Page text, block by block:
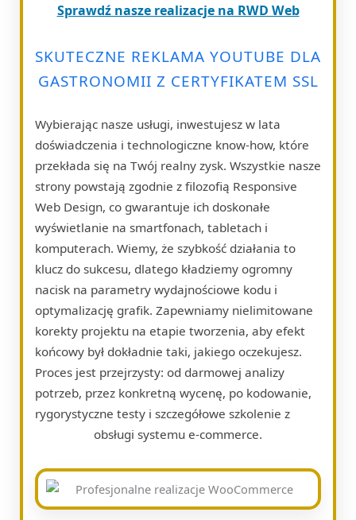
Sprawdź nasze realizacje na RWD Web
SKUTECZNE REKLAMA YOUTUBE DLA
GASTRONOMII Z CERTYFIKATEM SSL
Wybierając nasze usługi, inwestujesz w lata
doświadczenia i technologiczne know-how, które
przekłada się na Twój realny zysk. Wszystkie nasze
strony powstają zgodnie z filozofią Responsive
Web Design, co gwarantuje ich doskonałe
wyświetlanie na smartfonach, tabletach i
komputerach. Wiemy, że szybkość działania to
klucz do sukcesu, dlatego kładziemy ogromny
nacisk na parametry wydajnościowe kodu i
optymalizację grafik. Zapewniamy nielimitowane
korekty projektu na etapie tworzenia, aby efekt
końcowy był dokładnie taki, jakiego oczekujesz.
Proces jest przejrzysty: od darmowej analizy
potrzeb, przez konkretną wycenę, po kodowanie,
rygorystyczne testy i szczegółowe szkolenie z
obsługi systemu e-commerce.